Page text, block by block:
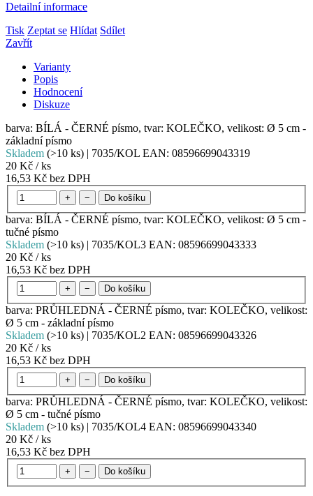
Detailní informace
Tisk Zeptat se Hlídat Sdílet
Zavřít
Varianty
Popis
Hodnocení
Diskuze
barva: BÍLÁ - ČERNÉ písmo, tvar: KOLEČKO, velikost: Ø 5 cm -
základní písmo
Skladem (>10 ks) | 7035/KOL EAN: 08596699043319
20 Kč / ks
16,53 Kč bez DPH
+ − Do košíku
barva: BÍLÁ - ČERNÉ písmo, tvar: KOLEČKO, velikost: Ø 5 cm -
tučné písmo
Skladem (>10 ks) | 7035/KOL3 EAN: 08596699043333
20 Kč / ks
16,53 Kč bez DPH
+ − Do košíku
barva: PRŮHLEDNÁ - ČERNÉ písmo, tvar: KOLEČKO, velikost:
Ø 5 cm - základní písmo
Skladem (>10 ks) | 7035/KOL2 EAN: 08596699043326
20 Kč / ks
16,53 Kč bez DPH
+ − Do košíku
barva: PRŮHLEDNÁ - ČERNÉ písmo, tvar: KOLEČKO, velikost:
Ø 5 cm - tučné písmo
Skladem (>10 ks) | 7035/KOL4 EAN: 08596699043340
20 Kč / ks
16,53 Kč bez DPH
+ − Do košíku